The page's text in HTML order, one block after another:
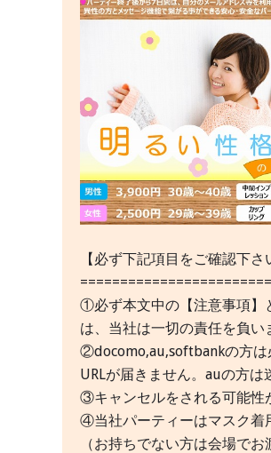
【必ず下記項目をご確認下さ
①必ず本文中の【注意事項】
は、当社は一切の責任を負
②docomo,au,softbankの方は
URLが届きません。auの方は
③キャンセルをされる可能性
④当社パーティーはマスク着
（お持ちでない方は会場でお